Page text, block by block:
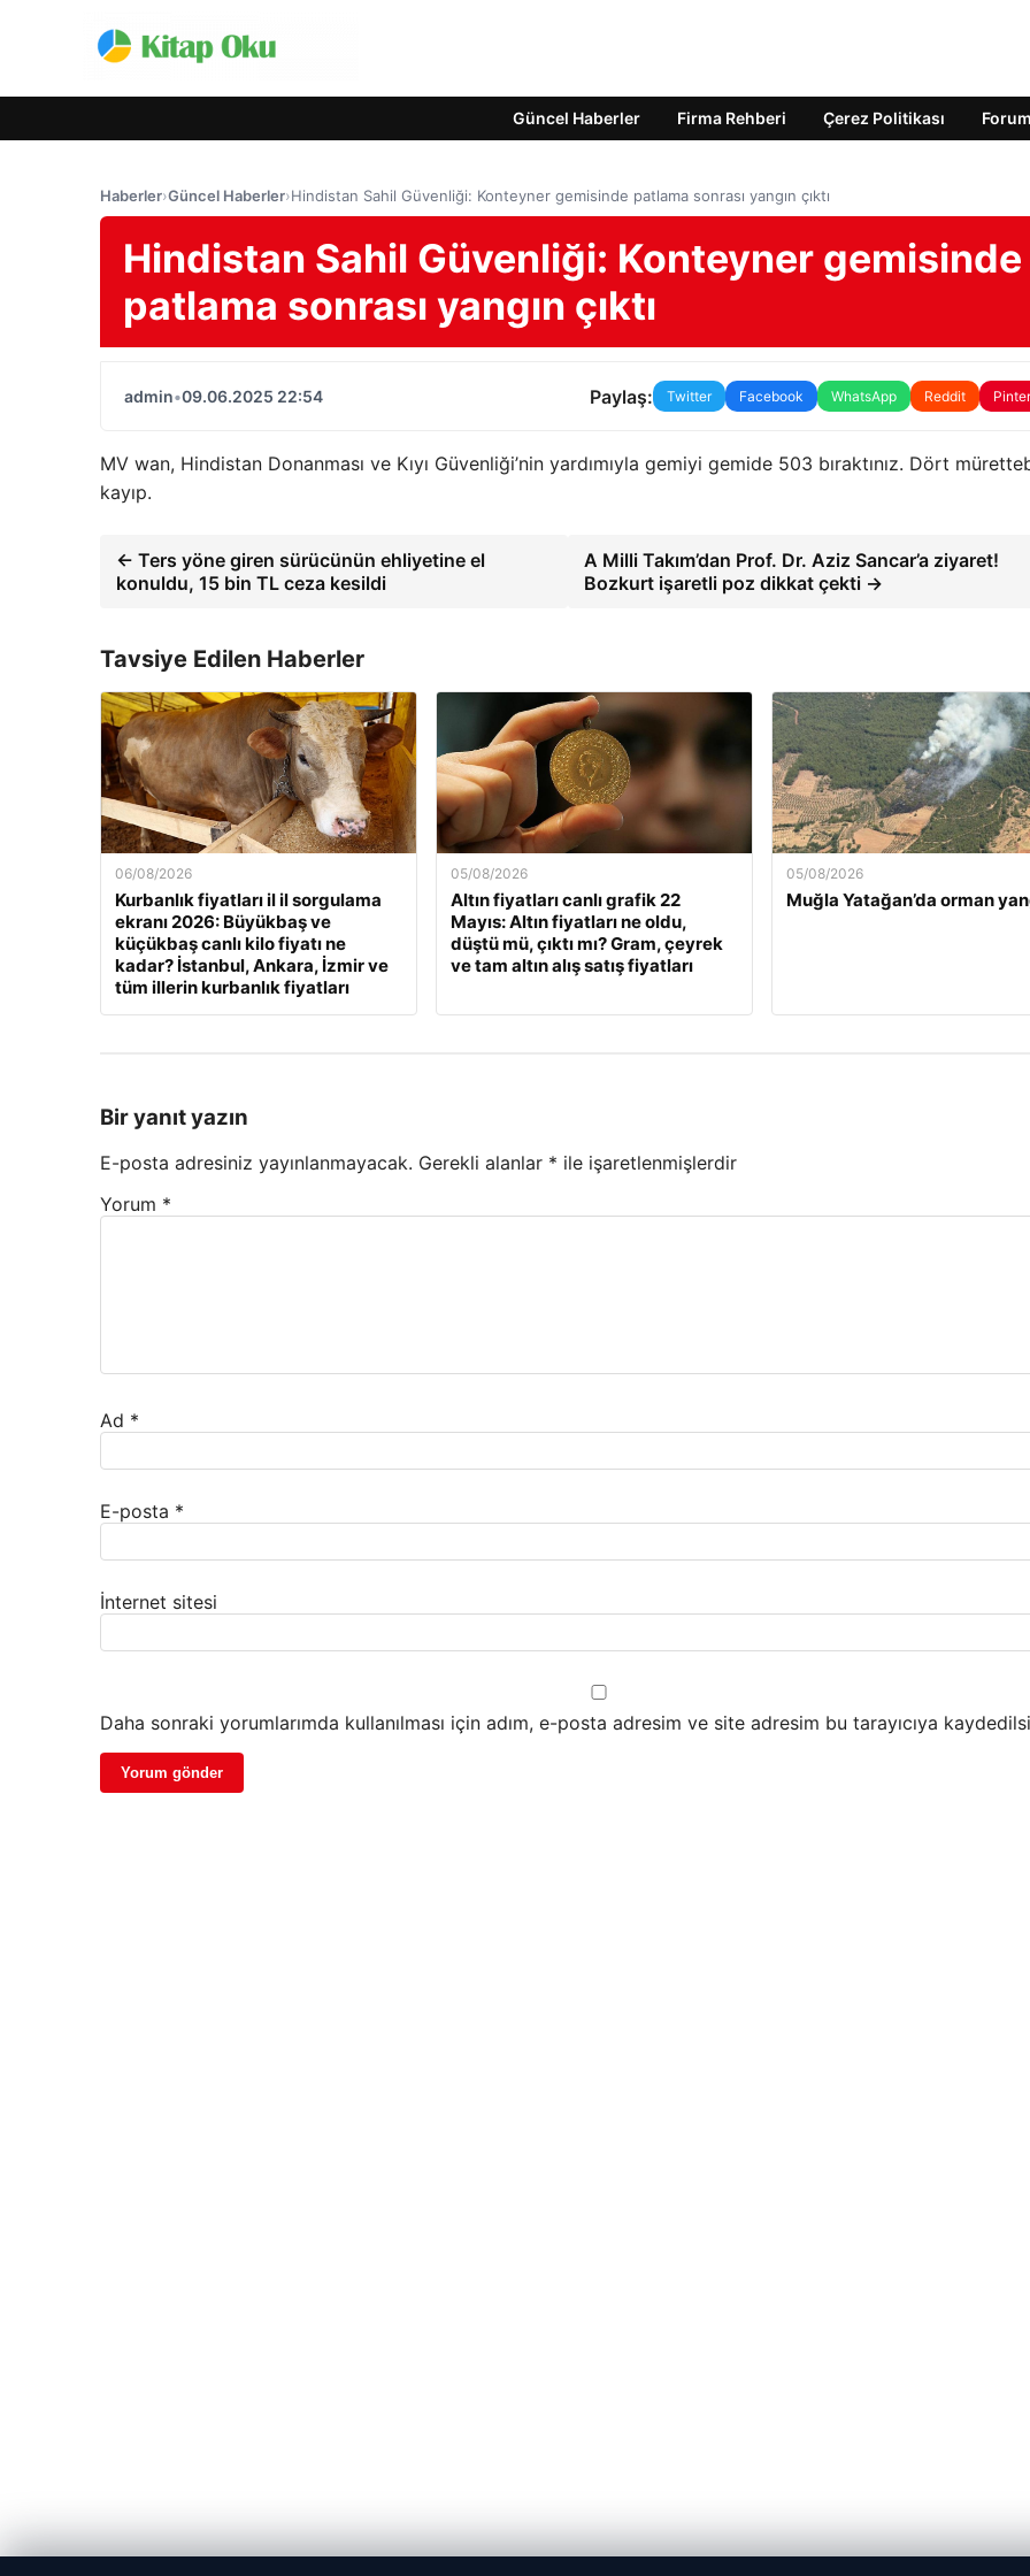
Güncel Haberler Firma Rehberi Çerez Politikası Forum
Haberler›Güncel Haberler›Hindistan Sahil Güvenliği: Konteyner gemisinde patlama sonrası yangın çıktı
Hindistan Sahil Güvenliği: Konteyner gemisinde
patlama sonrası yangın çıktı
admin•09.06.2025 22:54 Paylaş: Twitter Facebook WhatsApp Reddit
MV wan, Hindistan Donanması ve Kıyı Güvenliği’nin yardımıyla gemiyi gemide 503 bıraktınız. Dört
kayıp.
← Ters yöne giren sürücünün ehliyetine el
konuldu, 15 bin TL ceza kesildi
A Milli Takım’dan Prof. Dr. Aziz Sancar’a ziyaret!
Bozkurt işaretli poz dikkat çekti →
Tavsiye Edilen Haberler
06/08/2026
Kurbanlık fiyatları il il sorgulama
ekranı 2026: Büyükbaş ve
küçükbaş canlı kilo fiyatı ne
kadar? İstanbul, Ankara, İzmir ve
tüm illerin kurbanlık fiyatları
05/08/2026
Altın fiyatları canlı grafik 22
Mayıs: Altın fiyatları ne oldu,
düştü mü, çıktı mı? Gram, çeyrek
ve tam altın alış satış fiyatları
05/08/2026
Muğla Yatağan’da orman
Bir yanıt yazın
E-posta adresiniz yayınlanmayacak. Gerekli alanlar * ile işaretlenmişlerdir
Yorum *
Ad *
E-posta *
İnternet sitesi
Daha sonraki yorumlarımda kullanılması için adım, e-posta adresim ve site adresim bu tarayıcıya